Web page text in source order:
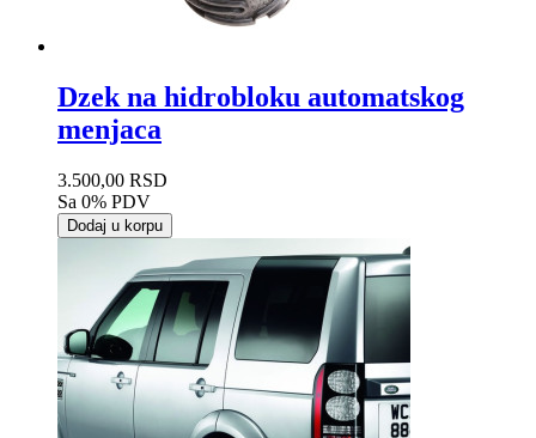
Dzek na hidrobloku automatskog
menjaca
3.500,00 RSD
Sa 0% PDV
Dodaj u korpu